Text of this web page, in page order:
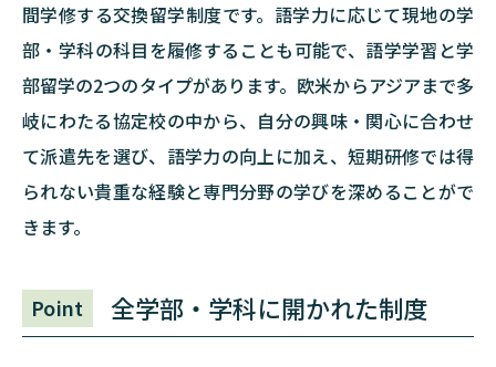
間学修する交換留学制度です。語学力に応じて現地の学
部・学科の科目を履修することも可能で、語学学習と学
部留学の2つのタイプがあります。欧米からアジアまで多
岐にわたる協定校の中から、自分の興味・関心に合わせ
て派遣先を選び、語学力の向上に加え、短期研修では得
られない貴重な経験と専門分野の学びを深めることがで
きます。
Point 全学部・学科に開かれた制度